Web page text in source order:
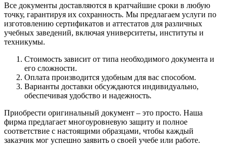
Все документы доставляются в кратчайшие сроки в любую
точку, гарантируя их сохранность. Мы предлагаем услуги по
изготовлению сертификатов и аттестатов для различных
учебных заведений, включая университеты, институты и
техникумы.
Стоимость зависит от типа необходимого документа и
его сложности.
Оплата производится удобным для вас способом.
Варианты доставки обсуждаются индивидуально,
обеспечивая удобство и надежность.
Приобрести оригинальный документ – это просто. Наша
фирма предлагает многоуровневую защиту и полное
соответствие с настоящими образцами, чтобы каждый
заказчик мог успешно заявить о своей учебе или работе.